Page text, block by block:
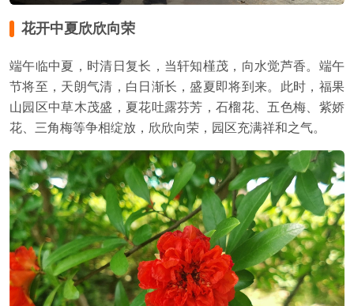
花开中夏欣欣向荣
端午临中夏，时清日复长，当轩知槿茂，向水觉芦香。端午
节将至，天朗气清，白日渐长，盛夏即将到来。此时，福果
山园区中草木茂盛，夏花吐露芬芳，石榴花、五色梅、紫娇
花、三角梅等争相绽放，欣欣向荣，园区充满祥和之气。